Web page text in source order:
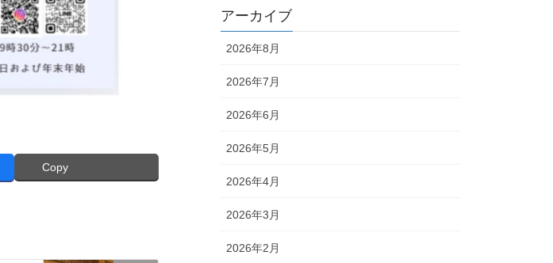
Copy
アーカイブ
2026年8月
2026年7月
2026年6月
2026年5月
2026年4月
2026年3月
2026年2月